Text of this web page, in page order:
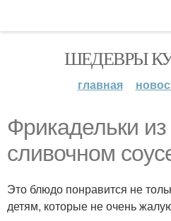
ШЕДЕВРЫ
главная
Фрикадельки
сливочном
Это блюдо понравится не
детям, которые не очень